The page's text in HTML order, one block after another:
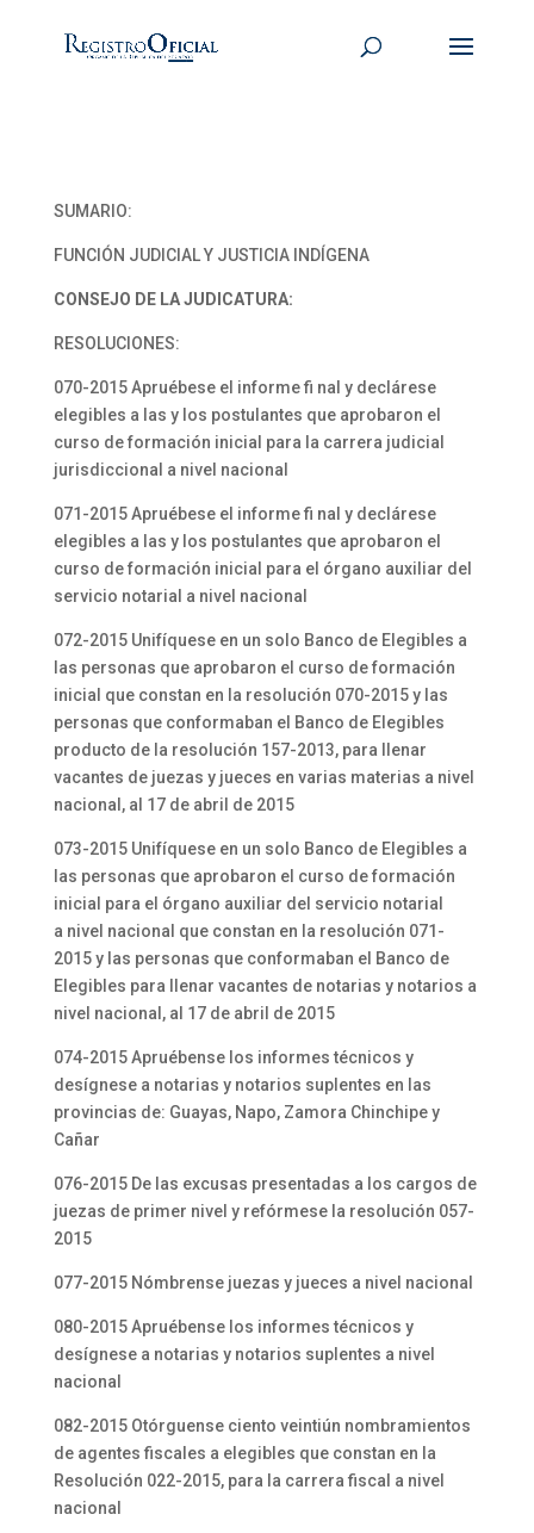
SUMARIO:
FUNCIÓN JUDICIAL Y JUSTICIA INDÍGENA
CONSEJO DE LA JUDICATURA:
RESOLUCIONES:
070-2015 Apruébese el informe fi nal y declárese
elegibles a las y los postulantes que aprobaron el
curso de formación inicial para la carrera judicial
jurisdiccional a nivel nacional
071-2015 Apruébese el informe fi nal y declárese
elegibles a las y los postulantes que aprobaron el
curso de formación inicial para el órgano auxiliar del
servicio notarial a nivel nacional
072-2015 Unifíquese en un solo Banco de Elegibles a
las personas que aprobaron el curso de formación
inicial que constan en la resolución 070-2015 y las
personas que conformaban el Banco de Elegibles
producto de la resolución 157-2013, para llenar
vacantes de juezas y jueces en varias materias a nivel
nacional, al 17 de abril de 2015
073-2015 Unifíquese en un solo Banco de Elegibles a
las personas que aprobaron el curso de formación
inicial para el órgano auxiliar del servicio notarial
a nivel nacional que constan en la resolución 071-
2015 y las personas que conformaban el Banco de
Elegibles para llenar vacantes de notarias y notarios a
nivel nacional, al 17 de abril de 2015
074-2015 Apruébense los informes técnicos y
desígnese a notarias y notarios suplentes en las
provincias de: Guayas, Napo, Zamora Chinchipe y
Cañar
076-2015 De las excusas presentadas a los cargos de
juezas de primer nivel y refórmese la resolución 057-
2015
077-2015 Nómbrense juezas y jueces a nivel nacional
080-2015 Apruébense los informes técnicos y
desígnese a notarias y notarios suplentes a nivel
nacional
082-2015 Otórguense ciento veintiún nombramientos
de agentes fiscales a elegibles que constan en la
Resolución 022-2015, para la carrera fiscal a nivel
nacional